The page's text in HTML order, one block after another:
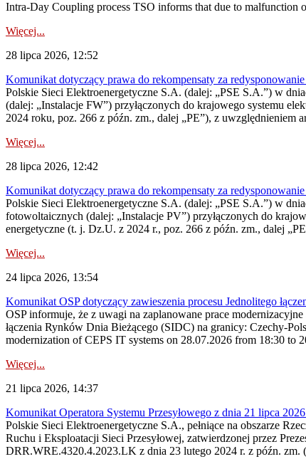
Intra-Day Coupling process TSO informs that due to malfunction
Więcej...
28 lipca 2026, 12:52
Komunikat dotyczący prawa do rekompensaty za
Polskie Sieci Elektroenergetyczne S.A. (dalej: „PSE S.A.”) w
(dalej: „Instalacje FW”) przyłączonych do krajowego systemu
2024 roku, poz. 266 z późn. zm., dalej „PE”), z uwzględnieniem
Więcej...
28 lipca 2026, 12:42
Komunikat dotyczący prawa do rekompensaty za
Polskie Sieci Elektroenergetyczne S.A. (dalej: „PSE S.A.”) w
fotowoltaicznych (dalej: „Instalacje PV”) przyłączonych do
energetyczne (t. j. Dz.U. z 2024 r., poz. 266 z późn. zm., dalej
Więcej...
24 lipca 2026, 13:54
Komunikat OSP dotyczący zawieszenia procesu Jednolitego
OSP informuje, że z uwagi na zaplanowane prace
łączenia Rynków Dnia Bieżącego (SIDC) na granicy: Czechy-
modernization of CEPS IT systems on 28.07.2026 from 18:30 to
Więcej...
21 lipca 2026, 14:37
Komunikat Operatora Systemu Przesyłowego z dnia 21 lipca
Polskie Sieci Elektroenergetyczne S.A., pełniące na obszarze
Ruchu i Eksploatacji Sieci Przesyłowej, zatwierdzonej przez
DRR.WRE.4320.4.2023.LK z dnia 23 lutego 2024 r. z późn. zm.